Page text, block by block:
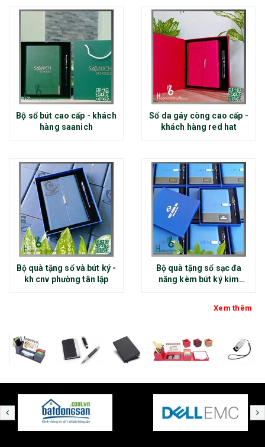
Bộ sổ bút cao cấp - khách
hàng saanich
Sổ da gáy còng cao cấp -
khách hàng red hat
Bộ quà tặng sổ và bút ký -
kh cnv phường tân lập
Bộ quà tặng sổ sạc đa
năng kèm bút ký kim
Xem thêm